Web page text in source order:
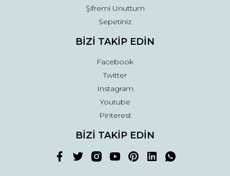
Şifremi Unuttum
Sepetiniz
BİZİ TAKİP EDİN
Facebook
Twitter
Instagram
Youtube
Pinterest
BİZİ TAKİP EDİN